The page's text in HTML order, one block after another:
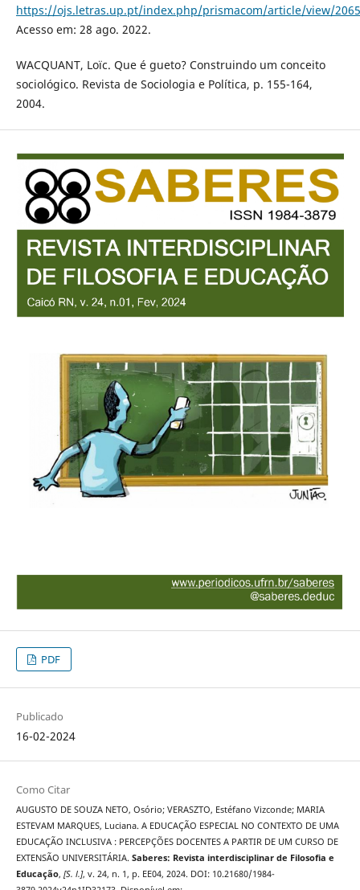
https://ojs.letras.up.pt/index.php/prismacom/article/view/
Acesso em: 28 ago. 2022.
WACQUANT, Loïc. Que é gueto? Construindo um conceito
sociológico. Revista de Sociologia e Política, p. 155-164,
2004.
PDF
Publicado
16-02-2024
Como Citar
AUGUSTO DE SOUZA NETO, Osório; VERASZTO, Estéfano Vizconde; MARIA
ESTEVAM MARQUES, Luciana. A EDUCAÇÃO ESPECIAL NO CONTEXTO DE UMA
EDUCAÇÃO INCLUSIVA : PERCEPÇÕES DOCENTES A PARTIR DE UM CURSO DE
EXTENSÃO UNIVERSITÁRIA. Saberes: Revista interdisciplinar de Filosofia e
Educação, [S. l.], v. 24, n. 1, p. EE04, 2024. DOI: 10.21680/1984-